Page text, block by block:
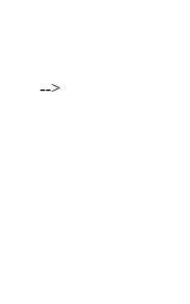
-->